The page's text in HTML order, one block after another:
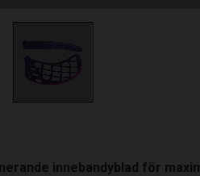
innebandyblad för